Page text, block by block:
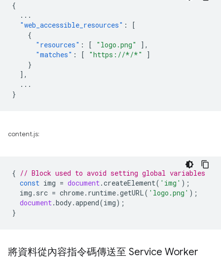
{
...
"web_accessible_resources" :
[
{
"resources" : [ "logo.png"
],
"matches" : [ "https://*/*"
]
}
],
...
}
content.js:
{ // Block used to avoid setting global variables
const img = document.createElement( 'img' );
img . src = chrome. runtime.getURL( 'logo.png' );
document.body.append(img);
}
將資料從內容指令碼傳送至 Service Worker